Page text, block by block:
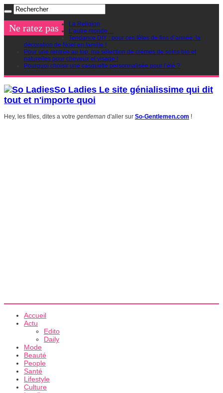
Ne ratez pas
La Religion
L’autre monde…
Tendance DIY : pour ces fêtes de fins d’année, la
décoration de Noel en famille !
Pour une rentrée au top, ma sélection de crèmes de soins bio et
naturelles pour cheveux et visage !
Pourquoi choisir une casquette personnalisée pour l’été ?
So Ladies Le site génialissime qui dit
tout et n'importe quoi
Hey, les filles, dites a votre gentleman d'aller sur So-Gentlemen.com !
Accueil
Actu
Edito
Daily
Mode
Beauté
People
Santé
Lifestyle
Culture